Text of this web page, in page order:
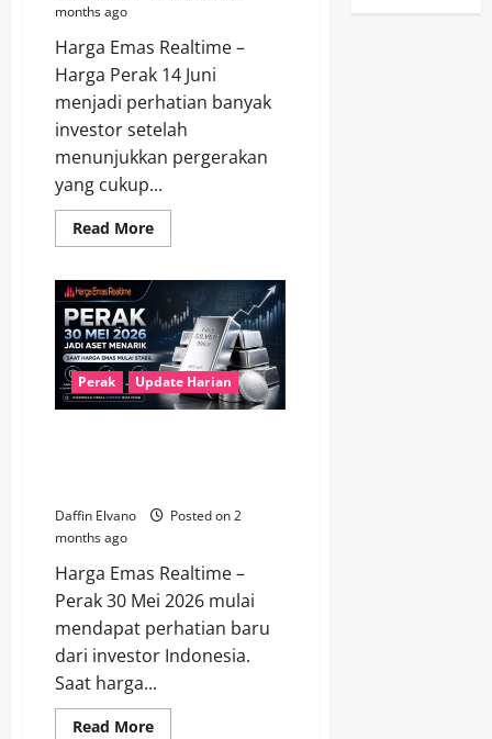
months ago
Harga Emas Realtime –
Harga Perak 14 Juni
menjadi perhatian banyak
investor setelah
menunjukkan pergerakan
yang cukup...
Read MoreRead
more
Perak
14
Juni
2026
Beri
Harapan
Baru
bagi
Investor
Perak Update Harian
Daffin Elvano
Posted on 2
months ago
Harga Emas Realtime –
Perak 30 Mei 2026 mulai
mendapat perhatian baru
dari investor Indonesia.
Saat harga...
Read MoreRead